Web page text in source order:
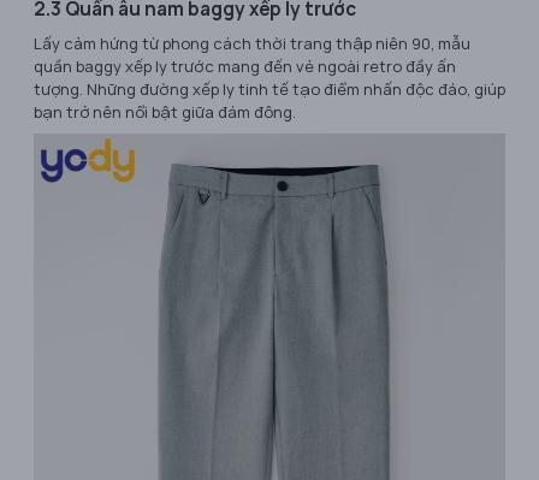
2.3 Quần âu nam baggy xếp ly trước
Lấy cảm hứng từ phong cách thời trang thập niên 90, mẫu
quần baggy xếp ly trước mang đến vẻ ngoài retro đầy ấn
tượng. Những đường xếp ly tinh tế tạo điểm nhấn độc đáo, giúp
bạn trở nên nổi bật giữa đám đông.